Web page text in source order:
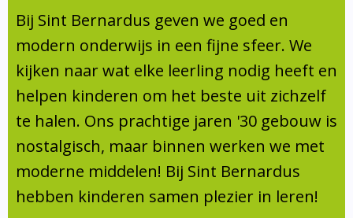
Onderwijs
Leerlingenraad
Leerlingenzorg
Doorstroomtoets
Jeugdprofessional op school
Centrum Jeugd en Gezin
Schoollogopedie
schoolondersteuningsprofiel
Schooltijden
Absentie
Vakanties
Aanmelden
Ouders
Ouderraad (OR)
Medezeggenschapsraad (MR)
Formulieren
Klachtenregeling
Contact
Bij Sint Bernardus geven we goed en
modern onderwijs in een fijne sfeer. We
kijken naar wat elke leerling nodig heeft en
helpen kinderen om het beste uit zichzelf
te halen. Ons prachtige jaren '30 gebouw is
nostalgisch, maar binnen werken we met
moderne middelen! Bij Sint Bernardus
hebben kinderen samen plezier in leren!